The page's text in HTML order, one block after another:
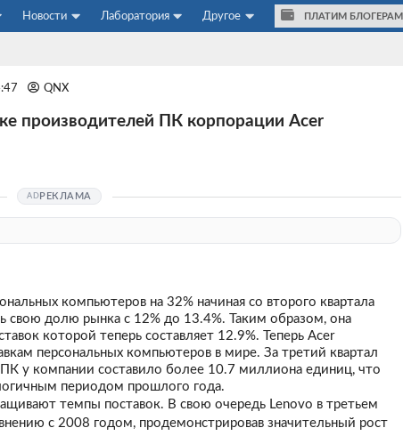
Новости Лаборатория Другое ПЛАТИМ БЛОГЕРАМ
QNX
производителей ПК корпорации Acer
РЕКЛАМА
компьютеров на 32% начиная со второго квартала
свою долю рынка с 12% до 13.4%. Таким образом, она
которой теперь составляет 12.9%. Теперь Acer
персональных компьютеров в мире. За третий квартал
у компании составило более 10.7 миллиона единиц, что
периодом прошлого года.
темпы поставок. В свою очередь Lenovo в третьем
с 2008 годом, продемонстрировав значительный рост